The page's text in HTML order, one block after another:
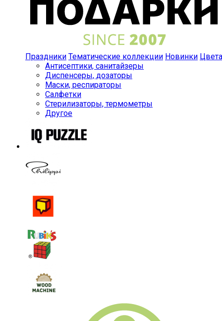
Праздники Тематические коллекции Новинки Цвета
Антисептики, санитайзеры
Диспенсеры, дозаторы
Маски, респираторы
Салфетки
Стерилизаторы, термометры
Другое